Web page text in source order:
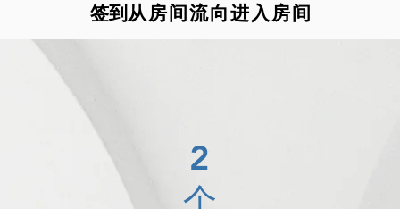
​签到从房间流向进入房间
2
个